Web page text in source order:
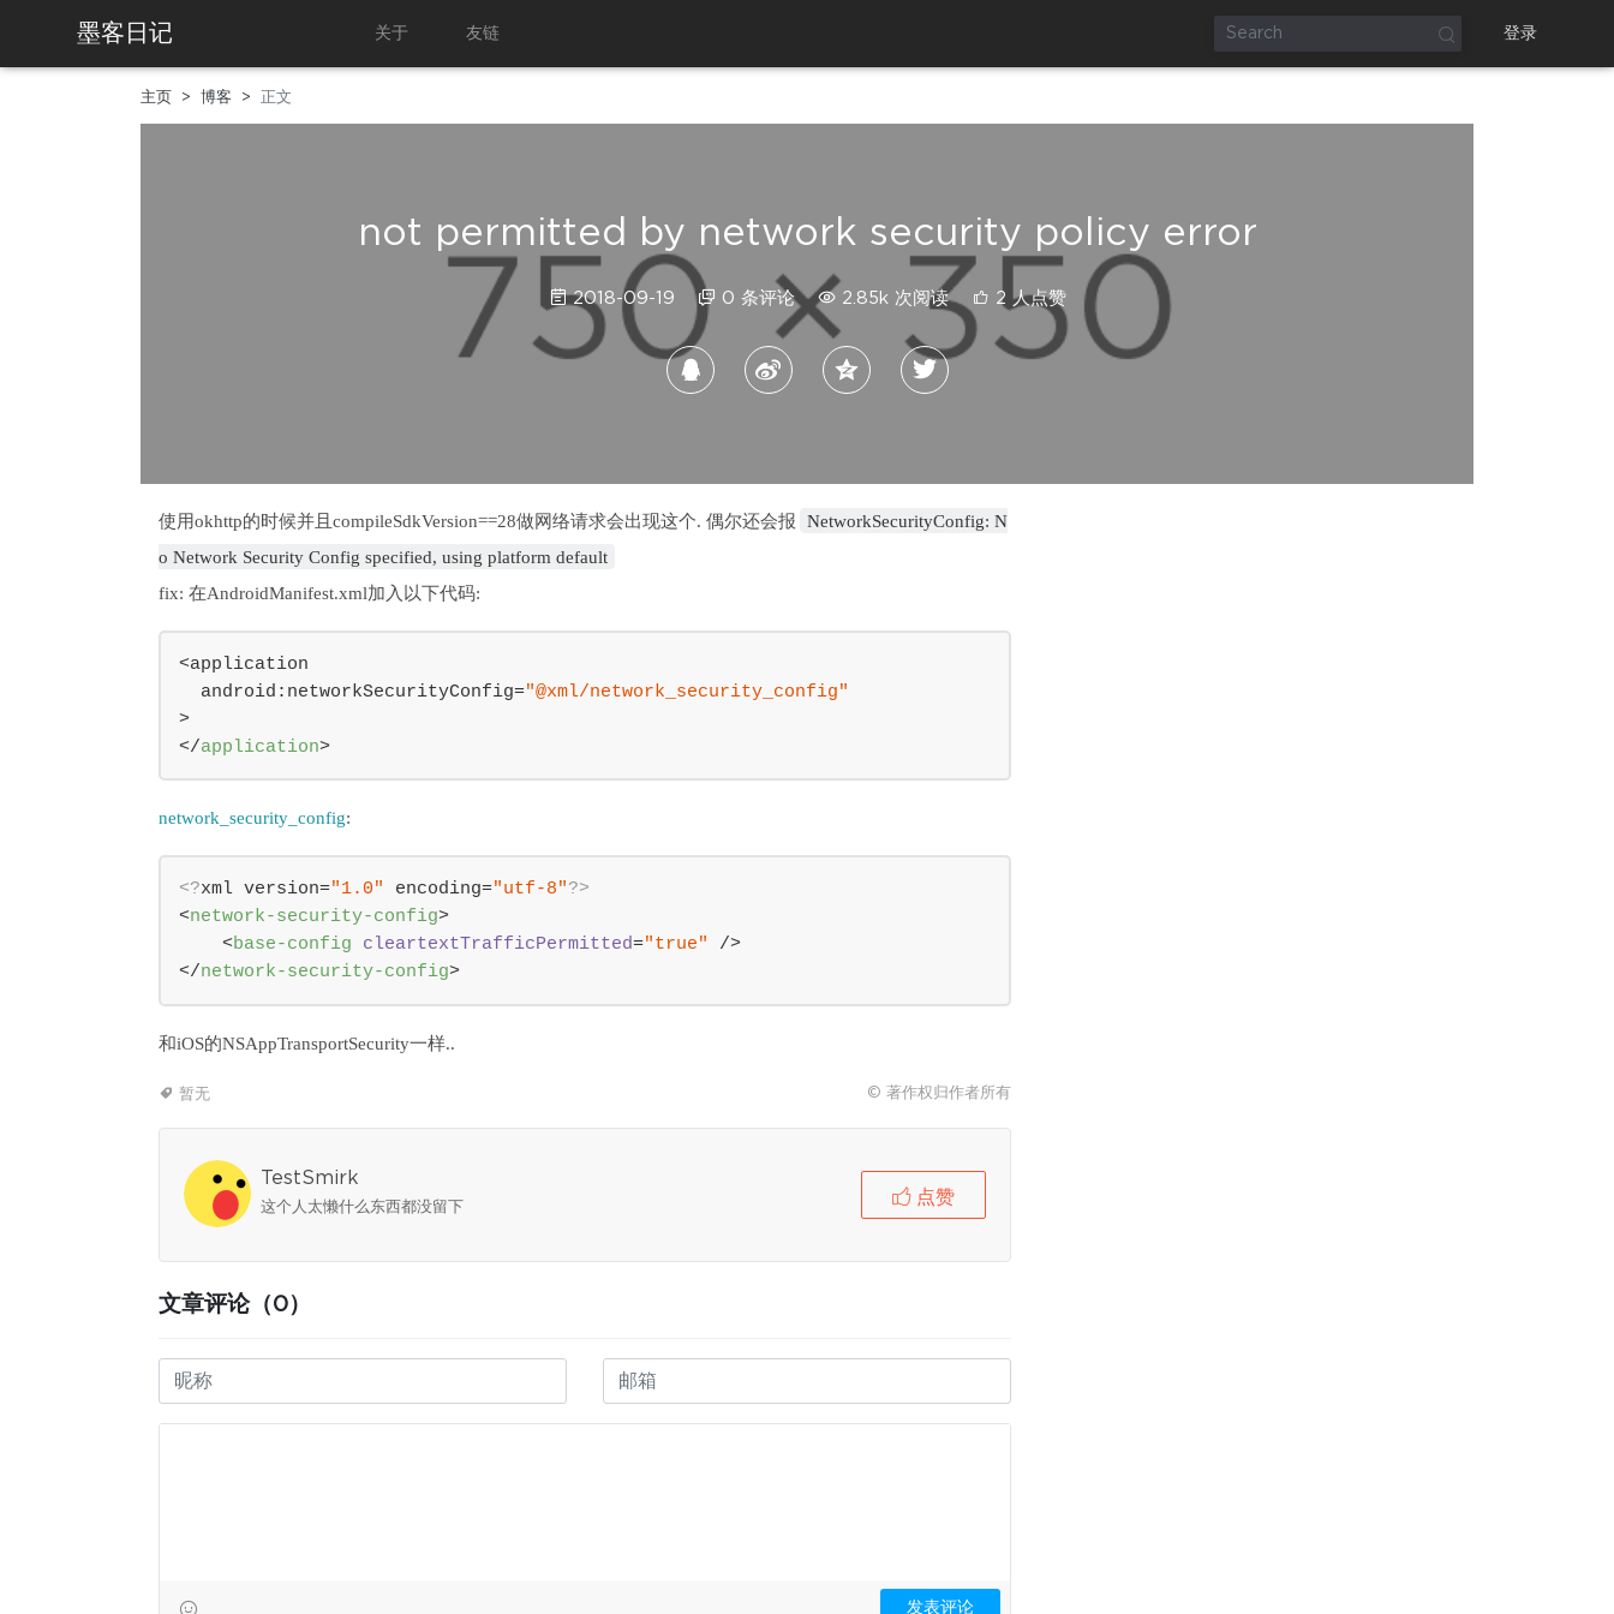
墨客日记 关于 友链 登录
主页 博客 正文
not permitted by network security policy error
2018-09-19 0 条评论 2.85k 次阅读 2 人点赞
使用okhttp的时候并且compileSdkVersion==28做网络请求会出现这个. 偶尔还会报 NetworkSecurityConfig: N
o Network Security Config specified, using platform default
fix: 在AndroidManifest.xml加入以下代码:
<application
  android:networkSecurityConfig=
"@xml/network_security_config"
>
</application>
network_security_config:
<?xml version="1.0" encoding="utf-8"?>
<network-security-config>
<base-config cleartextTrafficPermitted="true" />
</network-security-config>
和iOS的NSAppTransportSecurity一样..
暂无 © 著作权归作者所有
TestSmirk
这个人太懒什么东西都没留下
点赞
文章评论（0）